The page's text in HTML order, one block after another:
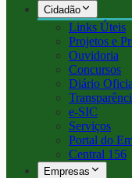
Cidadão
Links Úteis
Projetos e
Ouvidoria
Concursos
Diário
e-SIC
Serviços
Portal do
Central 156
Empresas